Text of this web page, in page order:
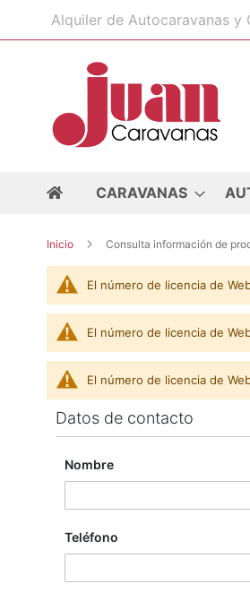
Ir
al
Alquiler de Autocaravanas y
CARAVANAS
Inicio Consulta información de
El número de licencia de
El número de licencia de
El número de licencia de
Datos de contacto
Nombre
Teléfono